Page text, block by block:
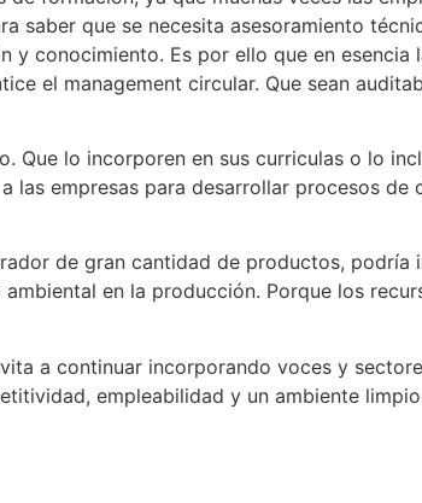
saber que se necesita asesoramiento
conocimiento. Es por ello que en esencia
el management circular. Que sean
lo incorporen en sus curriculas o lo
empresas para desarrollar procesos de
de gran cantidad de productos, podría
en la producción. Porque los
a continuar incorporando voces y
empleabilidad y un ambiente